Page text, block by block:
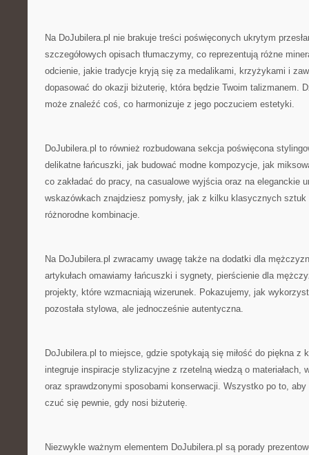
Na DoJubilera.pl nie brakuje treści poświęconych ukrytym
szczegółowych opisach tłumaczymy, co reprezentują różne
odcienie, jakie tradycje kryją się za medalikami, krzyżykami i
dopasować do okazji biżuterię, która będzie Twoim talizmanem.
może znaleźć coś, co harmonizuje z jego poczuciem estetyki.
DoJubilera.pl to również rozbudowana sekcja poświęcona
delikatne łańcuszki, jak budować modne kompozycje, jak
co zakładać do pracy, na casualowe wyjścia oraz na eleganckie
wskazówkach znajdziesz pomysły, jak z kilku klasycznych
różnorodne kombinacje.
Na DoJubilera.pl zwracamy uwagę także na dodatki dla
artykułach omawiamy łańcuszki i sygnety, pierścienie dla
projekty, które wzmacniają wizerunek. Pokazujemy, jak
pozostała stylowa, ale jednocześnie autentyczna.
DoJubilera.pl to miejsce, gdzie spotykają się miłość do piękna z
integruje inspiracje stylizacyjne z rzetelną wiedzą o materiałach,
oraz sprawdzonymi sposobami konserwacji. Wszystko po to, aby
czuć się pewnie, gdy nosi biżuterię.
Niezwykle ważnym elementem DoJubilera.pl są porady